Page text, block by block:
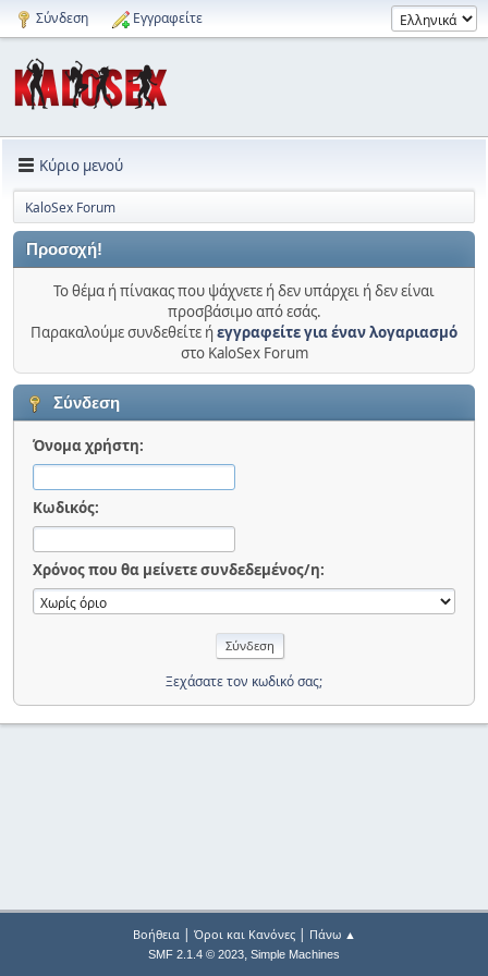
Σύνδεση Εγγραφείτε
Κύριο μενού
KaloSex Forum
Προσοχή!
Το θέμα ή πίνακας που ψάχνετε ή δεν υπάρχει ή δεν είναι
προσβάσιμο από εσάς.
Παρακαλούμε συνδεθείτε ήεγγραφείτε για έναν λογαριασμό
στο KaloSex Forum
Σύνδεση
Όνομα χρήστη:
Κωδικός:
Χρόνος που θα μείνετε συνδεδεμένος/η:
Ξεχάσατε τον κωδικό σας;
Βοήθεια| Όροι και Κανόνες| Πάνω ▲
SMF 2.1.4 © 2023, Simple Machines